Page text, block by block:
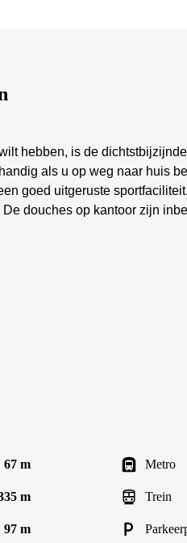
hebben, is de
als u op weg naar huis
goed uitgeruste
douches op kantoor zijn
67 m Metro
m Trein
97 m